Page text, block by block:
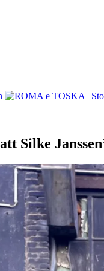
Silke